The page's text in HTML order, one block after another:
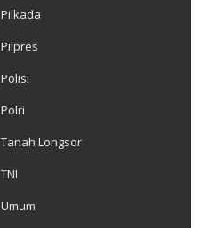
Pilkada
Pilpres
Polisi
Polri
Tanah Longsor
TNI
Umum